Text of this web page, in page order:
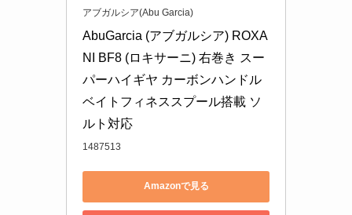
アブガルシア(Abu Garcia)
AbuGarcia (アブガルシア) ROXA
NI BF8 (ロキサーニ) 右巻き スー
パーハイギヤ カーボンハンドル
ベイトフィネススプール搭載 ソ
ルト対応
1487513
Amazonで見る